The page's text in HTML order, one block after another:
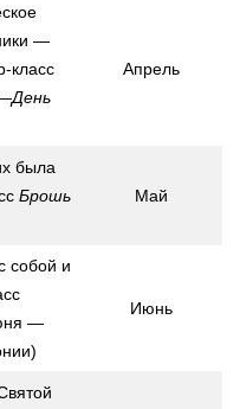
№12
№36
№11
№14
№28
№15
№33
№4
№30
—
класс
День
Апрель
была
Брошь
Май
собой и
—
Июнь